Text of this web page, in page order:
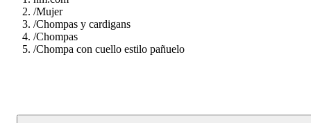
/Mujer
/Chompas y cardigans
/Chompas
/Chompa con cuello estilo pañuelo